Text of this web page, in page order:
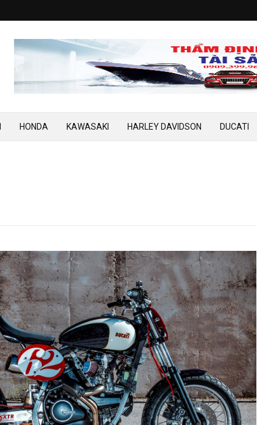
HONDA KAWASAKI HARLEY DAVIDSON DUCATI